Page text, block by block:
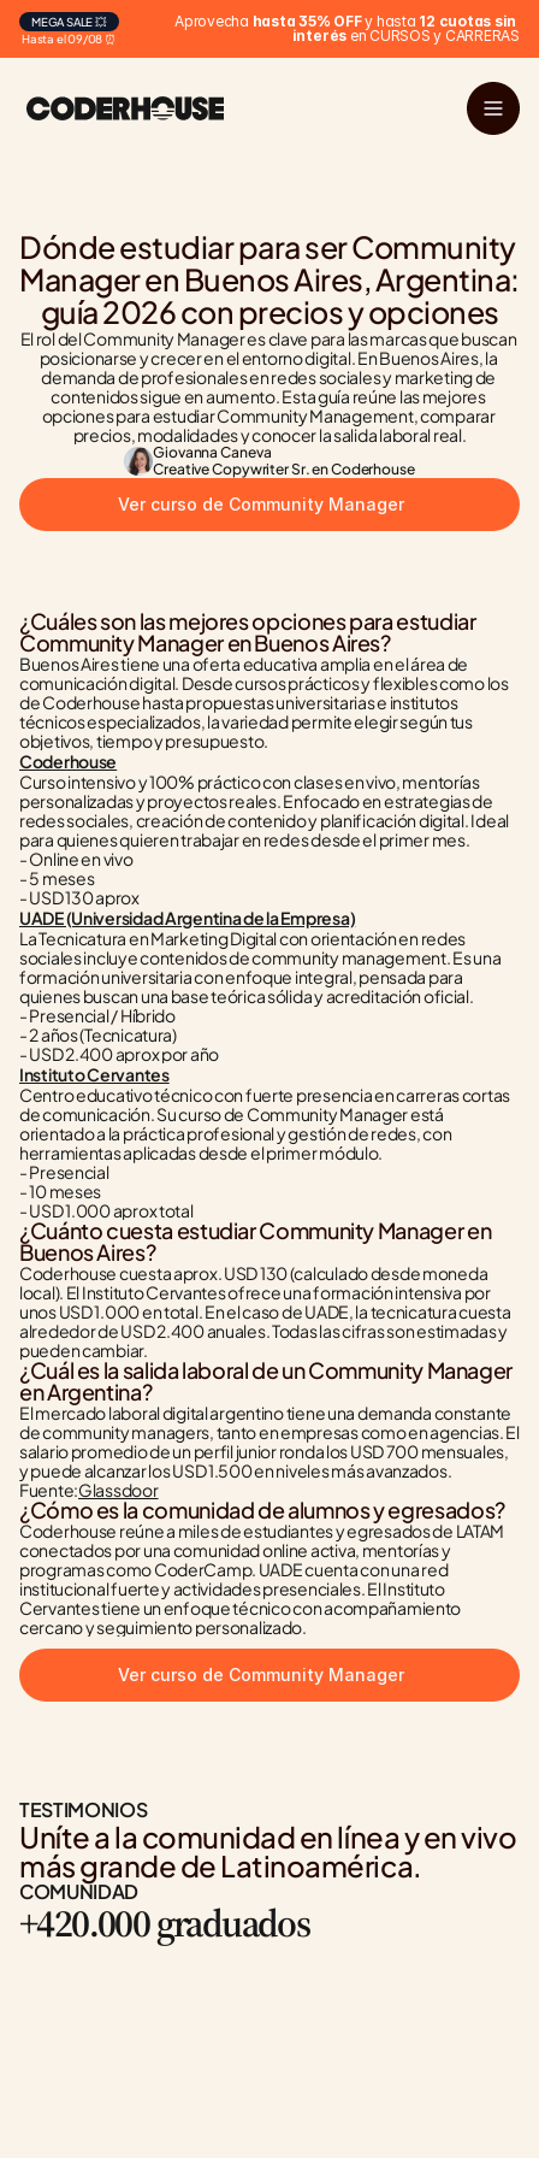
Hasta el 09/08 ⏰
MEGA SALE 💥 Aprovecha hasta 35% OFF y hasta 12 cuotas sin
interés en CURSOS y CARRERAS
Dónde estudiar para ser Community
Manager en Buenos Aires, Argentina:
guía 2026 con precios y opciones
El rol del Community Manager es clave para las marcas que buscan
posicionarse y crecer en el entorno digital. En Buenos Aires, la
demanda de profesionales en redes sociales y marketing de
contenidos sigue en aumento. Esta guía reúne las mejores
opciones para estudiar Community Management, comparar
precios, modalidades y conocer la salida laboral real.
Giovanna Caneva
Creative Copywriter Sr. en Coderhouse
Ver curso de Community Manager
¿Cuáles son las mejores opciones para estudiar
Community Manager en Buenos Aires?
Buenos Aires tiene una oferta educativa amplia en el área de
comunicación digital. Desde cursos prácticos y flexibles como los
de Coderhouse hasta propuestas universitarias e institutos
técnicos especializados, la variedad permite elegir según tus
objetivos, tiempo y presupuesto.
Coderhouse
Curso intensivo y 100% práctico con clases en vivo, mentorías
personalizadas y proyectos reales. Enfocado en estrategias de
redes sociales, creación de contenido y planificación digital. Ideal
para quienes quieren trabajar en redes desde el primer mes.
- Online en vivo
- 5 meses
- USD 130 aprox
UADE (Universidad Argentina de la Empresa)
La Tecnicatura en Marketing Digital con orientación en redes
sociales incluye contenidos de community management. Es una
formación universitaria con enfoque integral, pensada para
quienes buscan una base teórica sólida y acreditación oficial.
- Presencial / Híbrido
- 2 años (Tecnicatura)
- USD 2.400 aprox por año
Instituto Cervantes
Centro educativo técnico con fuerte presencia en carreras cortas
de comunicación. Su curso de Community Manager está
orientado a la práctica profesional y gestión de redes, con
herramientas aplicadas desde el primer módulo.
- Presencial
- 10 meses
- USD 1.000 aprox total
¿Cuánto cuesta estudiar Community Manager en
Buenos Aires?
Coderhouse cuesta aprox. USD 130 (calculado desde moneda
local). El Instituto Cervantes ofrece una formación intensiva por
unos USD 1.000 en total. En el caso de UADE, la tecnicatura cuesta
alrededor de USD 2.400 anuales. Todas las cifras son estimadas y
pueden cambiar.
¿Cuál es la salida laboral de un Community Manager
en Argentina?
El mercado laboral digital argentino tiene una demanda constante
de community managers, tanto en empresas como en agencias. El
salario promedio de un perfil junior ronda los USD 700 mensuales,
y puede alcanzar los USD 1.500 en niveles más avanzados.
Fuente:Glassdoor
¿Cómo es la comunidad de alumnos y egresados?
Coderhouse reúne a miles de estudiantes y egresados de LATAM
conectados por una comunidad online activa, mentorías y
programas como CoderCamp. UADE cuenta con una red
institucional fuerte y actividades presenciales. El Instituto
Cervantes tiene un enfoque técnico con acompañamiento
cercano y seguimiento personalizado.
Ver curso de Community Manager
TESTIMONIOS
Uníte a la comunidad en línea y en vivo
más grande de Latinoamérica.
COMUNIDAD
+420.000 graduados